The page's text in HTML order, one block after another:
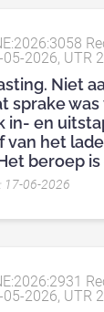
05-2026, UTR
Niet
sprake was
in- en
van het
beroep
17-06-2026
05-2026, UTR